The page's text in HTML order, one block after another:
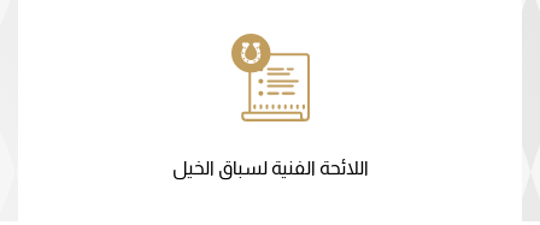
اللائحة الفنية لسباق الخيل